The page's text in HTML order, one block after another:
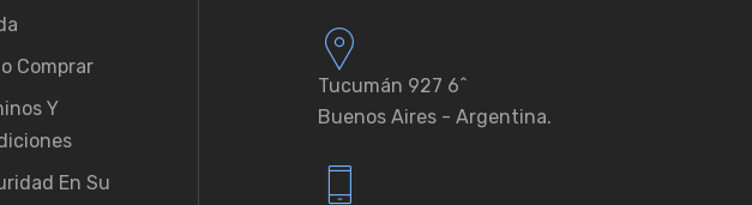
Comprar
Y
En Su
Tucumán 927 6ˆ
Buenos Aires - Argentina.